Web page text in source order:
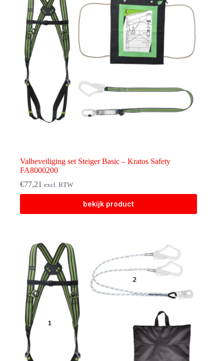
Valbeveiliging set Steiger Basic – Kratos Safety
FA8000200
€77,21 excl. BTW
bekijk product